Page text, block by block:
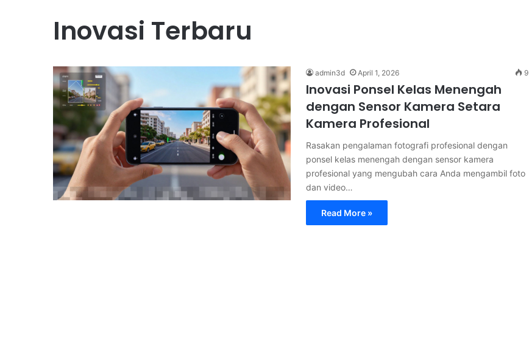
Inovasi Terbaru
admin3d April 1, 2026 9
Inovasi Ponsel Kelas Menengah
dengan Sensor Kamera Setara
Kamera Profesional
Rasakan pengalaman fotografi profesional dengan
ponsel kelas menengah dengan sensor kamera
profesional yang mengubah cara Anda mengambil foto
dan video…
Read More »